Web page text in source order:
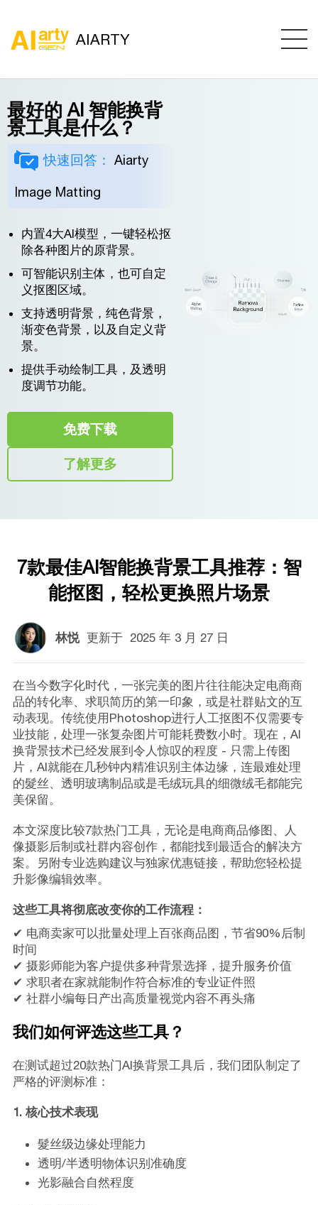
AIARTY
最好的 AI 智能换背
景工具是什么？
快速回答： Aiarty
Image Matting
内置4大AI模型，一键轻松抠
除各种图片的原背景。
可智能识别主体，也可自定
义抠图区域。
支持透明背景，纯色背景，
渐变色背景，以及自定义背
景。
提供手动绘制工具，及透明
度调节功能。
免费下载
了解更多
7款最佳AI智能换背景工具推荐：智
能抠图，轻松更换照片场景
林悦更新于 2025 年 3 月 27 日
在当今数字化时代，一张完美的图片往往能决定电商商
品的转化率、求职简历的第一印象，或是社群贴文的互
动表现。传统使用Photoshop进行人工抠图不仅需要专
业技能，处理一张复杂图片可能耗费数小时。现在，AI
换背景技术已经发展到令人惊叹的程度 - 只需上传图
片，AI就能在几秒钟内精准识别主体边缘，连最难处理
的髮丝、透明玻璃制品或是毛绒玩具的细微绒毛都能完
美保留。
本文深度比较7款热门工具，无论是电商商品修图、人
像摄影后制或社群内容创作，都能找到最适合的解决方
案。另附专业选购建议与独家优惠链接，帮助您轻松提
升影像编辑效率。
这些工具将彻底改变你的工作流程：
✔ 电商卖家可以批量处理上百张商品图，节省90%后制
时间
✔ 摄影师能为客户提供多种背景选择，提升服务价值
✔ 求职者在家就能制作符合标准的专业证件照
✔ 社群小编每日产出高质量视觉内容不再头痛
我们如何评选这些工具？
在测试超过20款热门AI换背景工具后，我们团队制定了
严格的评测标准：
1. 核心技术表现
髮丝级边缘处理能力
透明/半透明物体识别准确度
光影融合自然程度